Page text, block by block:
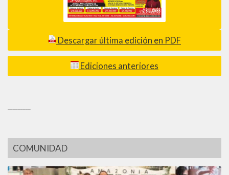
Descargar última edición en PDF
Ediciones anteriores
COMUNIDAD